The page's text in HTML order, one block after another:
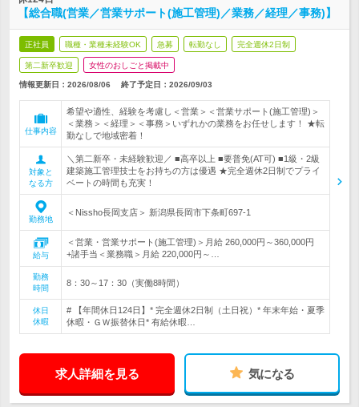
【総合職(営業／営業サポート(施工管理)／業務／経理／事務)】
正社員 職種・業種未経験OK 急募 転勤なし 完全週休2日制
第二新卒歓迎 女性のおしごと掲載中
情報更新日：2026/08/06 終了予定日： 2026/09/03
仕事内容
希望や適性、経験を考慮し＜営業＞＜営業サポート(施工管理)＞
＜業務＞＜経理＞＜事務＞いずれかの業務をお任せします！ ★転
勤なしで地域密着！
対象と
なる方
＼第二新卒・未経験歓迎／ ■高卒以上 ■要普免(AT可) ■1級・2級
建築施工管理技士をお持ちの方は優遇 ★完全週休2日制でプライ
ベートの時間も充実！
勤務地
＜Nissho長岡支店＞ 新潟県長岡市下条町697-1
給与
＜営業・営業サポート(施工管理)＞月給 260,000円～360,000円
+諸手当＜業務職＞月給 220,000円～…
勤務
時間
8：30～17：30（実働8時間）
休日
休暇
# 【年間休日124日】* 完全週休2日制（土日祝）* 年末年始・夏季
休暇・ＧＷ振替休日* 有給休暇…
求人詳細を見る 気になる